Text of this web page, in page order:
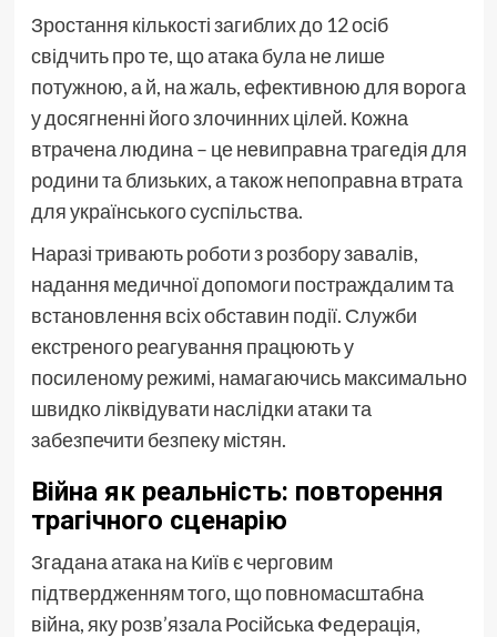
Зростання кількості загиблих до 12 осіб
свідчить про те, що атака була не лише
потужною, а й, на жаль, ефективною для ворога
у досягненні його злочинних цілей. Кожна
втрачена людина – це невиправна трагедія для
родини та близьких, а також непоправна втрата
для українського суспільства.
Наразі тривають роботи з розбору завалів,
надання медичної допомоги постраждалим та
встановлення всіх обставин події. Служби
екстреного реагування працюють у
посиленому режимі, намагаючись максимально
швидко ліквідувати наслідки атаки та
забезпечити безпеку містян.
Війна як реальність: повторення
трагічного сценарію
Згадана атака на Київ є черговим
підтвердженням того, що повномасштабна
війна, яку розв’язала Російська Федерація,